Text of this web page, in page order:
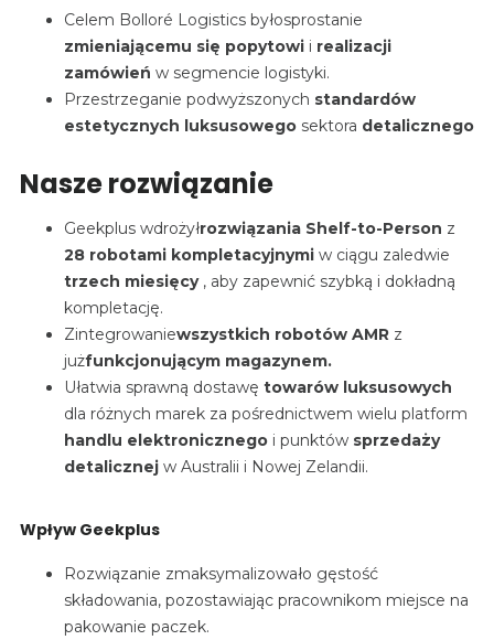
Celem Bolloré Logistics byłosprostanie
zmieniającemu się popytowi i realizacji
zamówień w segmencie logistyki.
Przestrzeganie podwyższonych standardów
estetycznych luksusowego sektora detalicznego
Nasze rozwiązanie
Geekplus wdrożyłrozwiązania Shelf-to-Person z
28 robotami kompletacyjnymi w ciągu zaledwie
trzech miesięcy , aby zapewnić szybką i dokładną
kompletację.
Zintegrowaniewszystkich robotów AMR z
jużfunkcjonującym magazynem.
Ułatwia sprawną dostawę towarów luksusowych
dla różnych marek za pośrednictwem wielu platform
handlu elektronicznego i punktów sprzedaży
detalicznej w Australii i Nowej Zelandii.
Wpływ Geekplus
Rozwiązanie zmaksymalizowało gęstość
składowania, pozostawiając pracownikom miejsce na
pakowanie paczek.